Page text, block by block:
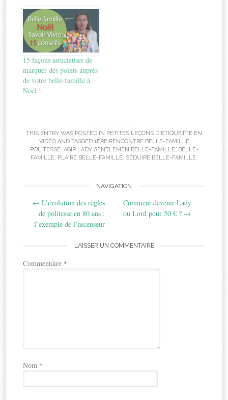
15 façons astucieuses de
marquer des points auprès
de votre belle-famille à
Noël !
THIS ENTRY WAS POSTED IN PETITES LEÇONS D'ÉTIQUETTE EN
VIDÉOAND TAGGED 1ERE RENCONTRE BELLE-FAMILLE
POLITESSE, AGIR LADY GENTLEMEN BELLE-FAMILLE, BELLE-
FAMILLE, PLAIRE BELLE-FAMILLE, SÉDUIRE BELLE-FAMILLE.
navigation
NAVIGATION
← L’évolution des règles
de politesse en 80 ans :
l’exemple de l’ascenseur
Comment devenir Lady
ou Lord pour 50 € ? →
LAISSER UN COMMENTAIRE
Commentaire *
Nom *